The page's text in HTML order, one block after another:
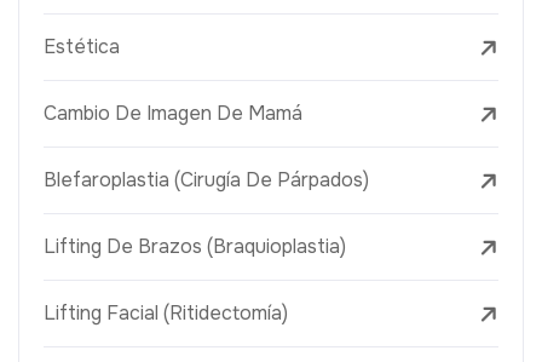
Estética
Cambio De Imagen De Mamá
Blefaroplastia (Cirugía De Párpados)
Lifting De Brazos (Braquioplastia)
Lifting Facial (Ritidectomía)